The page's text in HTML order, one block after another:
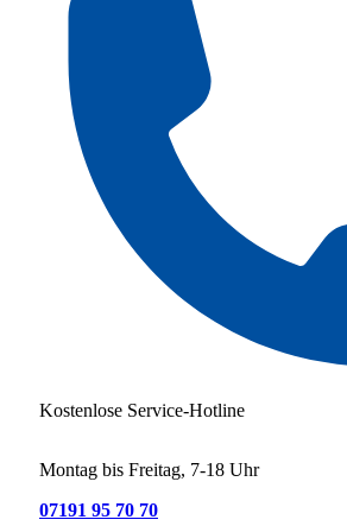
Kostenlose Service-Hotline
Montag bis Freitag, 7-18 Uhr
07191 95 70 70